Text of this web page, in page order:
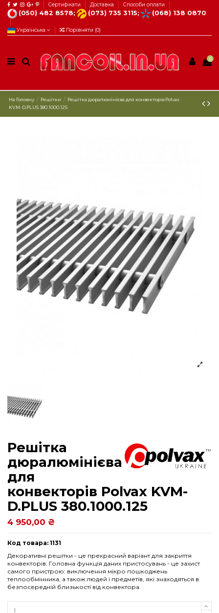
Сертифікати Доставка Способи оплати
(050) 482 8578; (073) 735 3115; (068) 138 0870
Українська Порівняти (0)
0
На Головну Решітки
Решітка дюралюмінієва для конвекторів Рolvax
KVM-D.PLUS 380.1000.125
Решітка
дюралюмінієва
для
конвекторів Рolvax KVM-
D.PLUS 380.1000.125
4 950,00 ₴
Код товара: 1131
Декоративні решітки - це прекрасний варіант для закриття
конвекторів. Головна функція даних пристосувань - це захист
самого пристрою: виключення мікро пошкоджень
теплообмінника, а також людей і предметів, які знаходяться в
безпосередній близькості від конвектора.